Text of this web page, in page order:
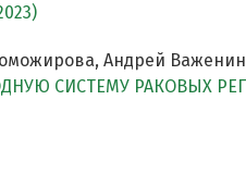
Андрей
СИСТЕМУ РАКОВЫХ